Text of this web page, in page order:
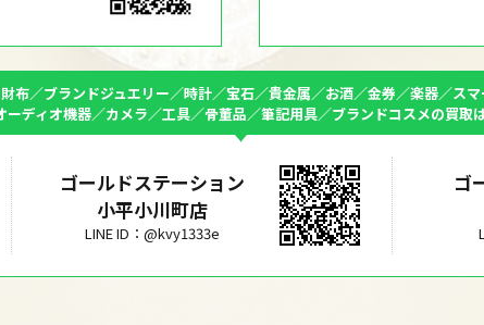
布／ブランドジュエリー／時計／宝石／貴金属／お酒／金券／楽器／ス
ーディオ機器／カメラ／工具／骨董品／筆記用具／ブランドコスメの買取
ゴールドステーション
小平小川町店
LINE ID：@kvy1333e
ゴ